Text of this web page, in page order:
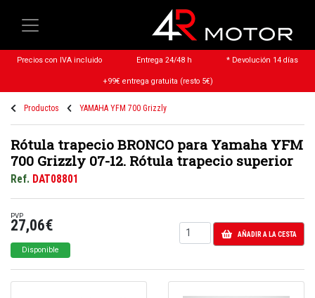
Precios con IVA incluido Entrega 24/48 h * Devolución 14 días
+99€ entrega gratuita (resto 5€)
Productos YAMAHA YFM 700 Grizzly
Rótula trapecio BRONCO para Yamaha YFM
700 Grizzly 07-12. Rótula trapecio superior
Ref. DAT08801
PVP
27,06€
Disponible
AÑADIR A LA CESTA